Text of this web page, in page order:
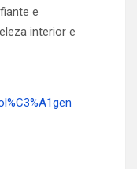
e
interior e